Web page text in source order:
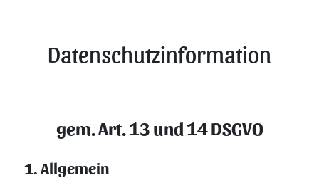
Datenschutzinformation
gem. Art. 13 und 14 DSGVO
1. Allgemein